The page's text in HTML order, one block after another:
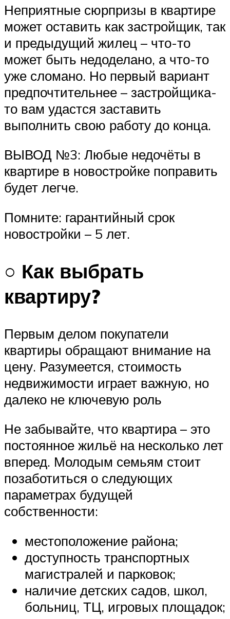
Неприятные сюрпризы в квартире
может оставить как застройщик, так
и предыдущий жилец – что-то
может быть недоделано, а что-то
уже сломано. Но первый вариант
предпочтительнее – застройщика-
то вам удастся заставить
выполнить свою работу до конца.
ВЫВОД №3: Любые недочёты в
квартире в новостройке поправить
будет легче.
Помните: гарантийный срок
новостройки – 5 лет.
○ Как выбрать
квартиру?
Первым делом покупатели
квартиры обращают внимание на
цену. Разумеется, стоимость
недвижимости играет важную, но
далеко не ключевую роль
Не забывайте, что квартира – это
постоянное жильё на несколько лет
вперед. Молодым семьям стоит
позаботиться о следующих
параметрах будущей
собственности:
местоположение района;
доступность транспортных
магистралей и парковок;
наличие детских садов, школ,
больниц, ТЦ, игровых площадок;